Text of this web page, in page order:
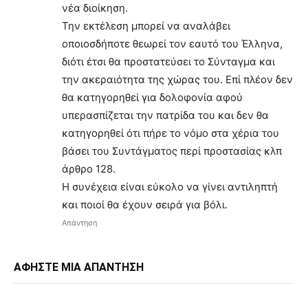
νέα διοίκηση.
Την εκτέλεση μπορεί να αναλάβει
οποιοσδήποτε θεωρεί τον εαυτό του Έλληνα,
διότι έτσι θα προστατεύσει το Σύνταγμα και
την ακεραιότητα της χώρας του. Επί πλέον δεν
θα κατηγορηθεί για δολοφονία αφού
υπερασπίζεται την πατρίδα του και δεν θα
κατηγορηθεί ότι πήρε το νόμο στα χέρια του
βάσει του Συντάγματος περί προστασίας κλπ
άρθρο 128.
Η συνέχεια είναι εύκολο να γίνει αντιληπτή
και ποιοί θα έχουν σειρά για βόλι.
Απάντηση
ΑΦΗΣΤΕ ΜΙΑ ΑΠΑΝΤΗΣΗ